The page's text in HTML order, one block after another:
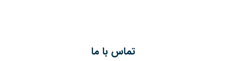
تماس با ما